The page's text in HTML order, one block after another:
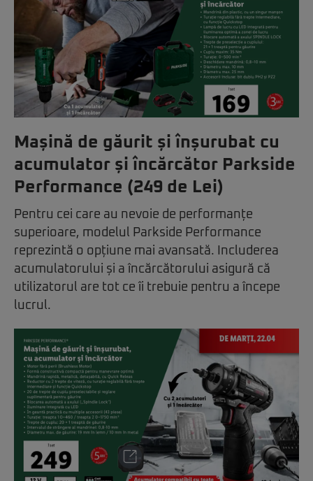
Mașină de găurit și înșurubat cu
acumulator și încărcător Parkside
Performance (249 de Lei)
Pentru cei care au nevoie de performanțe
superioare, modelul Parkside Performance
reprezintă o opțiune mai avansată. Includerea
acumulatorului și a încărcătorului asigură că
utilizatorul are tot ce îi trebuie pentru a începe
lucrul.